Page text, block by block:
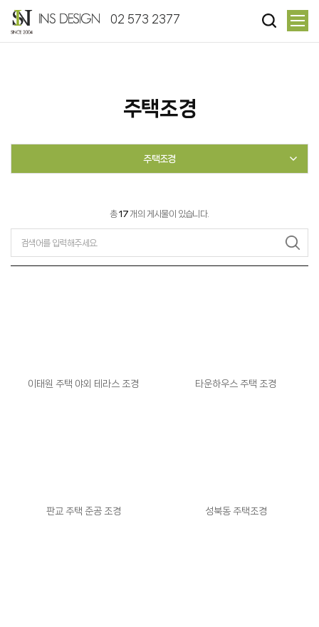
02 573 2377
주택조경
주택조경
총17 개의 게시물이 있습니다.
이태원 주택 야외 테라스 조경 타운하우스 주택 조경
판교 주택 준공 조경 성북동 주택조경